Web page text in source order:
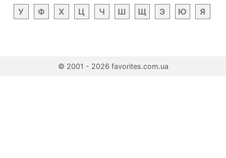
У Ф Х Ц Ч Ш Щ Э Ю Я
© 2001 - 2026 favorites.com.ua